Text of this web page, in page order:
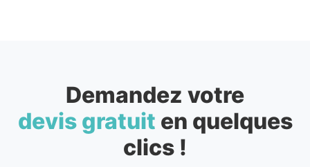
Demandez votre
devis gratuit en quelques
clics !